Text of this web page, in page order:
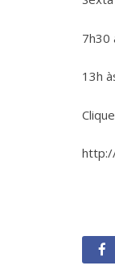
7h30
13h